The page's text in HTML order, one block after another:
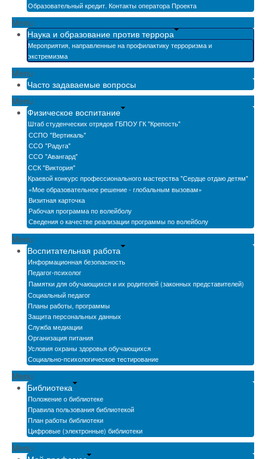
Образовательный кредит. Контакты оператора Проекта
Menu
Наука и образование против террора
Мероприятия, направленные на профилактику терроризма и
экстремизма
Menu
Часто задаваемые вопросы
Menu
Физическое воспитание
Штаб студенческих отрядов ГБПОУ ГК "Крепость"
ССПО "Вертикаль"
ССО "Радуга"
ССО "Авангард"
ССК "Виктория"
Краевой конкурс профессионального мастерства "Сердце отдаю детям"
«Мое образовательное решение - глобальным вызовам»
Визитная карточка
Рабочая программа по волейболу
Сведения о качестве реализации программы по волейболу
Menu
Воспитательная работа
Информационная безопасность
Педагог-психолог
Памятки для обучающихся и их родителей (законных представителей)
Социальный педагог
Планы работы, программы
Защита персональных данных
Служба медиации
Организация питания
Условия охраны здоровья обучающихся
Социально-психологическое тестирование
Menu
Библиотека
Положение о библиотеке
Правила пользования библиотекой
План работы библиотеки
Цифровые (электронные) библиотеки
Menu